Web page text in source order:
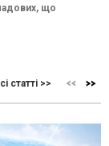
що
статті >>